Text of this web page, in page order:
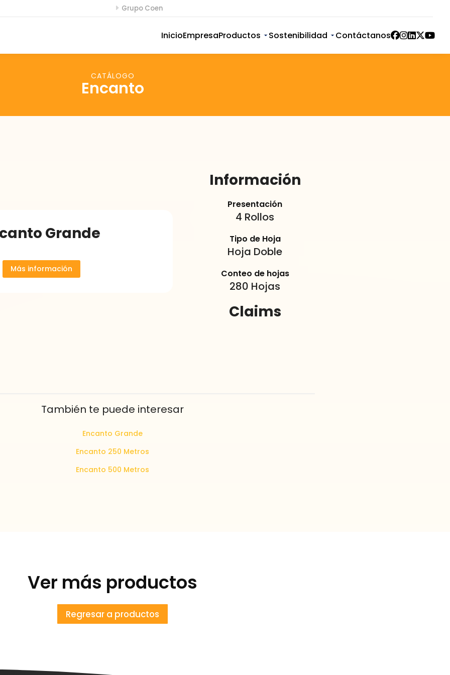
E Grupo Coen
InicioEmpresaProductos Sostenibilidad Contáctanos
CATÁLOGO
Encanto
Grande
Más información
Información
Presentación
4 Rollos
Tipo de Hoja
Hoja Doble
Conteo de hojas
280 Hojas
Claims
También te puede interesar
Encanto Grande
Encanto 250 Metros
Encanto 500 Metros
Ver más productos
Regresar a productos